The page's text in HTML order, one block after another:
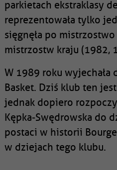
parkietach ekstraklasy
reprezentowała tylko
sięgnęła po
mistrzostw kraju (1982,
W 1989 roku wyjechała
Basket. Dziś klub ten
jednak dopiero
Kępka‑Swędrowska do
postaci w historii
w dziejach tego klubu.